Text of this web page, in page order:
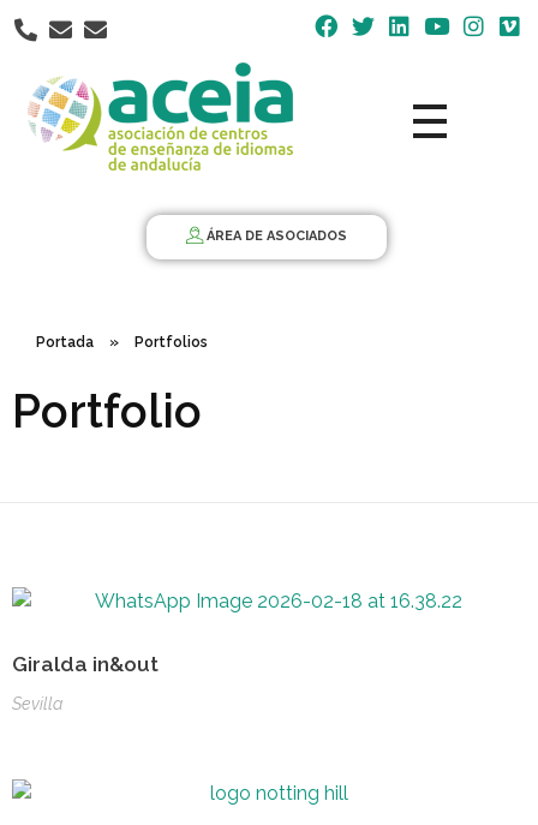
Nota:
este
web
incluye
ÁREA DE ASOCIADOS
Portada » Portfolios
Portfolio
Giralda in&out
Sevilla